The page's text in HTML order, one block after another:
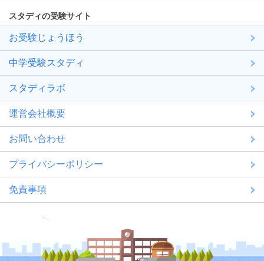
スタディの受験サイト
お受験じょうほう
中学受験スタディ
スタディラボ
運営会社概要
お問い合わせ
プライバシーポリシー
免責事項